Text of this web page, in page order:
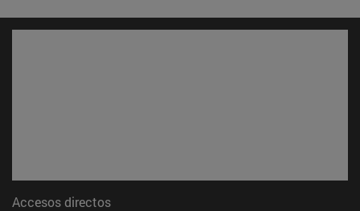
Accesos directos